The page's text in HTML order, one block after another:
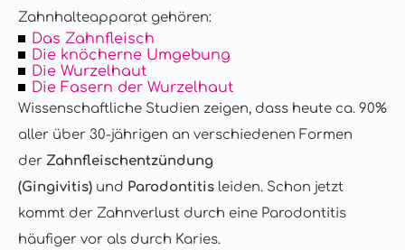
Zahnhalteapparat gehören:
Das Zahnfleisch
Die knöcherne Umgebung
Die Wurzelhaut
Die Fasern der Wurzelhaut
Wissenschaftliche Studien zeigen, dass heute ca. 90%
aller über 30-jährigen an verschiedenen Formen
der Zahnfleischentzündung
(Gingivitis) und Parodontitis leiden. Schon jetzt
kommt der Zahnverlust durch eine Parodontitis
häufiger vor als durch Karies.